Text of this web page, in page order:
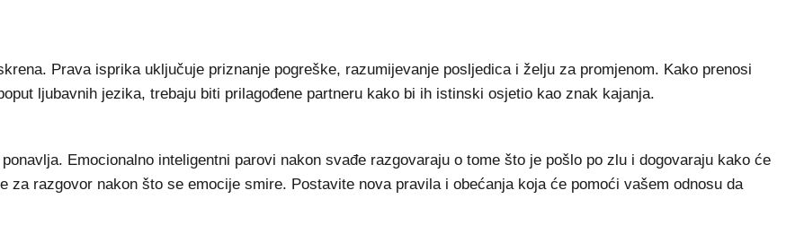
Prava isprika uključuje priznanje pogreške, razumijevanje posljedica i želju za promjenom. Kako prenosi
ljubavnih jezika, trebaju biti prilagođene partneru kako bi ih istinski osjetio kao znak kajanja.
Emocionalno inteligentni parovi nakon svađe razgovaraju o tome što je pošlo po zlu i dogovaraju kako će
za razgovor nakon što se emocije smire. Postavite nova pravila i obećanja koja će pomoći vašem odnosu da